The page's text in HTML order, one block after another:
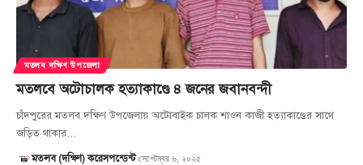
মতলব দক্ষিণ উপজেলা
মতলবে অটোচালক হত্যাকাণ্ডে ৪ জনের জবানবন্দী
চাঁদপুরের মতলব দক্ষিণ উপজেলায় অটোবাইক চালক শাওন কাজী হত্যাকাণ্ডের সাথে
জড়িত থাকার…
মতলব (দক্ষিণ) করেসপন্ডেন্ট সেপ্টেম্বর ৬, ২০২৫